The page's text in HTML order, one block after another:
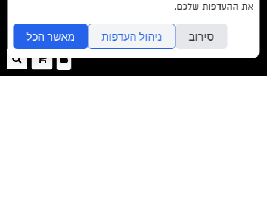
לאתר
ההזמנה
שלך
את ההעדפות שלכם.
סירוב ניהול העדפות מאשר הכל